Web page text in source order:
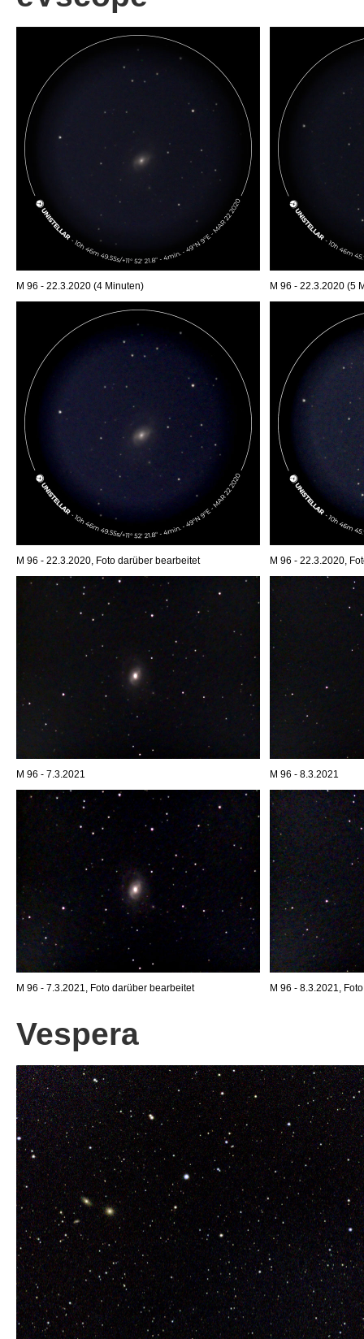
M 96 - 22.3.2020 (4 Minuten) M 96 - 22.3.2020 (5
M 96 - 22.3.2020, Foto darüber bearbeitet M 96 - 22.3.2020,
M 96 - 7.3.2021 M 96 - 8.3.2021
M 96 - 7.3.2021, Foto darüber bearbeitet M 96 - 8.3.2021,
Vespera